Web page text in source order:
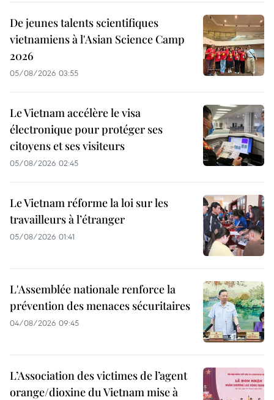
De jeunes talents scientifiques
vietnamiens à l'Asian Science Camp
2026
05/08/2026 03:55
Le Vietnam accélère le visa
électronique pour protéger ses
citoyens et ses visiteurs
05/08/2026 02:45
Le Vietnam réforme la loi sur les
travailleurs à l’étranger
05/08/2026 01:41
L'Assemblée nationale renforce la
prévention des menaces sécuritaires
04/08/2026 09:45
L’Association des victimes de l’agent
orange/dioxine du Vietnam mise à